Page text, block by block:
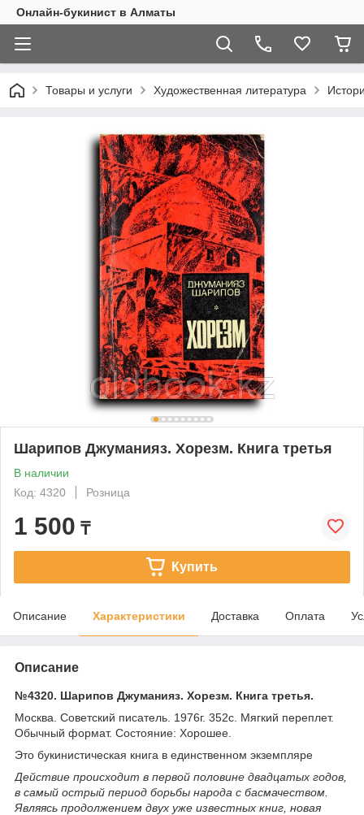
Онлайн-букинист в Алматы
Товары и услуги Художественная литература
Шарипов Джуманияз. Хорезм. Книга третья
В наличии
Код: 4320
Розница
1 500 ₸
Купить
Описание Характеристики Доставка Оплата
Описание
№4320. Шарипов Джуманияз. Хорезм. Книга третья.
Москва. Советский писатель. 1976г. 352с. Мягкий переплет.
Обычный формат. Состояние: Хорошее.
Это букинистическая книга в единственном экземпляре
Действие происходит в первой половине двадцатых годов,
в самый острый период борьбы народа с басмачеством.
Являясь продолжением двух уже известных книг, новая